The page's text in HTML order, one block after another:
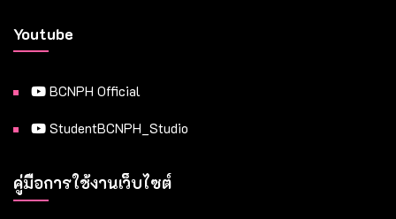
Youtube
BCNPH Official
StudentBCNPH_Studio
คู่มือการใช้งานเว็บไซต์